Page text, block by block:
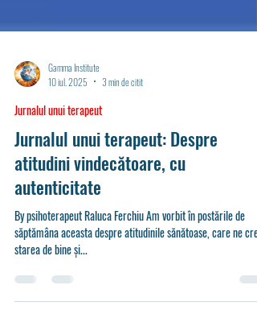
Gamma Institute
10 iul. 2025
3 min de citit
Jurnalul unui terapeut
Jurnalul unui terapeut: Despre
atitudini vindecătoare, cu
autenticitate
By psihoterapeut Raluca Ferchiu Am vorbit în postările de
săptămâna aceasta despre atitudinile sănătoase, care ne